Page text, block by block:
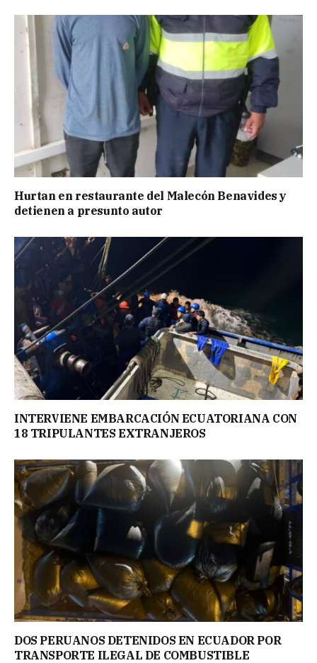
Hurtan en restaurante del Malecón Benavides y
detienen a presunto autor
INTERVIENE EMBARCACIÓN ECUATORIANA CON
18 TRIPULANTES EXTRANJEROS
DOS PERUANOS DETENIDOS EN ECUADOR POR
TRANSPORTE ILEGAL DE COMBUSTIBLE